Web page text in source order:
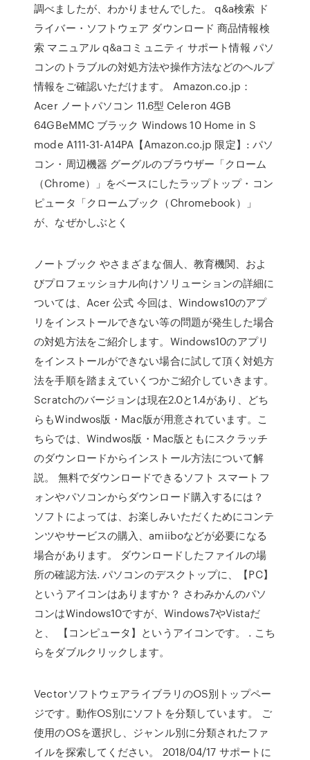
調べましたが、わかりませんでした。 q&a検索 ド
ライバー・ソフトウェア ダウンロード 商品情報検
索 マニュアル q&aコミュニティ サポート情報 パソ
コンのトラブルの対処方法や操作方法などのヘルプ
情報をご確認いただけます。 Amazon.co.jp：
Acer ノートパソコン 11.6型 Celeron 4GB
64GBeMMC ブラック Windows 10 Home in S
mode A111-31-A14PA【Amazon.co.jp 限定】: パソ
コン・周辺機器 グーグルのブラウザー「クローム
（Chrome）」をベースにしたラップトップ・コン
ピュータ「クロームブック（Chromebook）」
が、なぜかしぶとく
ノートブック やさまざまな個人、教育機関、およ
びプロフェッショナル向けソリューションの詳細に
ついては、Acer 公式 今回は、Windows10のアプ
リをインストールできない等の問題が発生した場合
の対処方法をご紹介します。Windows10のアプリ
をインストールができない場合に試して頂く対処方
法を手順を踏まえていくつかご紹介していきます。
Scratchのバージョンは現在2.0と1.4があり、どち
らもWindwos版・Mac版が用意されています。こ
ちらでは、Windwos版・Mac版ともにスクラッチ
のダウンロードからインストール方法について解
説。 無料でダウンロードできるソフト スマートフ
ォンやパソコンからダウンロード購入するには？
ソフトによっては、お楽しみいただくためにコンテ
ンツやサービスの購入、amiiboなどが必要になる
場合があります。 ダウンロードしたファイルの場
所の確認方法. パソコンのデスクトップに、【PC】
というアイコンはありますか？ さわみかんのパソ
コンはWindows10ですが、Windows7やVistaだ
と、 【コンピュータ】というアイコンです。 . こち
らをダブルクリックします。
VectorソフトウェアライブラリのOS別トップペー
ジです。動作OS別にソフトを分類しています。 ご
使用のOSを選択し、ジャンル別に分類されたファ
イルを探索してください。 2018/04/17 サポートに